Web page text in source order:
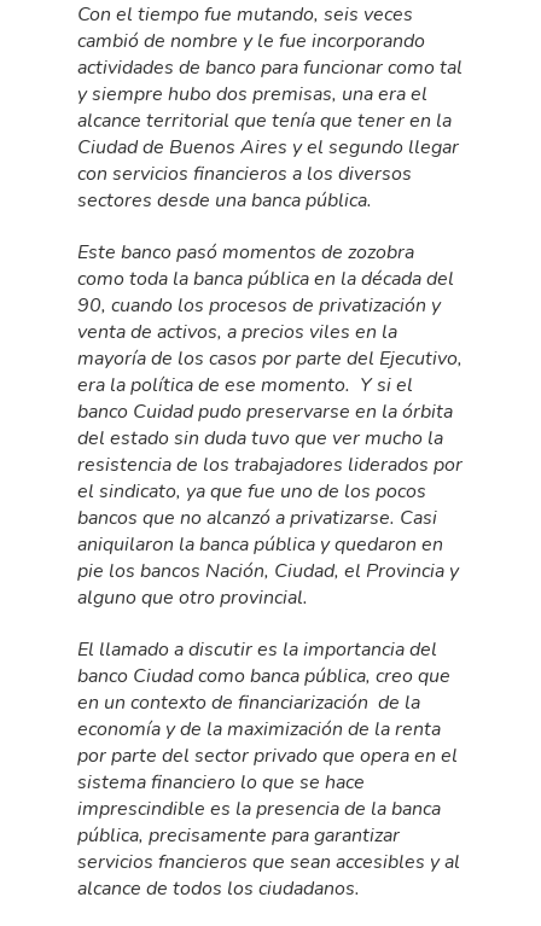
Con el tiempo fue mutando, seis veces
cambió de nombre y le fue incorporando
actividades de banco para funcionar como tal
y siempre hubo dos premisas, una era el
alcance territorial que tenía que tener en la
Ciudad de Buenos Aires y el segundo llegar
con servicios financieros a los diversos
sectores desde una banca pública.
Este banco pasó momentos de zozobra
como toda la banca pública en la década del
90, cuando los procesos de privatización y
venta de activos, a precios viles en la
mayoría de los casos por parte del Ejecutivo,
era la política de ese momento. Y si el
banco Cuidad pudo preservarse en la órbita
del estado sin duda tuvo que ver mucho la
resistencia de los trabajadores liderados por
el sindicato, ya que fue uno de los pocos
bancos que no alcanzó a privatizarse. Casi
aniquilaron la banca pública y quedaron en
pie los bancos Nación, Ciudad, el Provincia y
alguno que otro provincial.
El llamado a discutir es la importancia del
banco Ciudad como banca pública, creo que
en un contexto de financiarización de la
economía y de la maximización de la renta
por parte del sector privado que opera en el
sistema financiero lo que se hace
imprescindible es la presencia de la banca
pública, precisamente para garantizar
servicios fnancieros que sean accesibles y al
alcance de todos los ciudadanos.